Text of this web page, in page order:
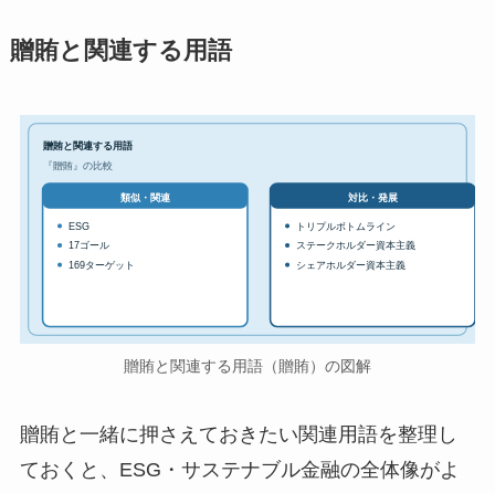
贈賄と関連する用語
贈賄と関連する用語
『贈賄』の比較
類似・関連
ESG
17ゴール
169ターゲット
対比・発展
トリプルボトムライン
ステークホルダー資本主義
シェアホルダー資本主義
贈賄と関連する用語（贈賄）の図解
贈賄と一緒に押さえておきたい関連用語を整理し
ておくと、ESG・サステナブル金融の全体像がよ